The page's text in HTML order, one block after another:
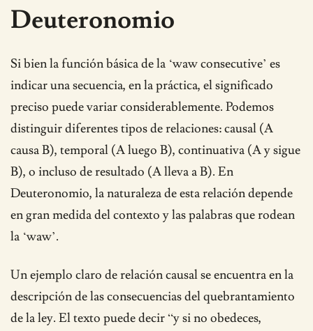
Deuteronomio
Si bien la función básica de la ‘waw consecutive’ es
indicar una secuencia, en la práctica, el significado
preciso puede variar considerablemente. Podemos
distinguir diferentes tipos de relaciones: causal (A
causa B), temporal (A luego B), continuativa (A y sigue
B), o incluso de resultado (A lleva a B). En
Deuteronomio, la naturaleza de esta relación depende
en gran medida del contexto y las palabras que rodean
la ‘waw’.
Un ejemplo claro de relación causal se encuentra en la
descripción de las consecuencias del quebrantamiento
de la ley. El texto puede decir “y si no obedeces,